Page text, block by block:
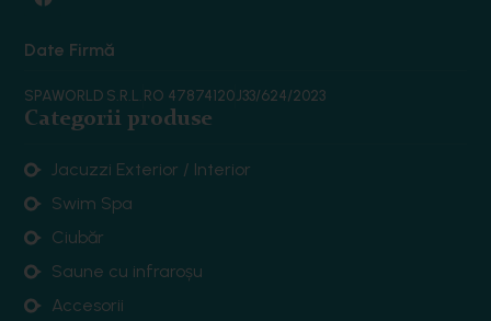
Date Firmă
SPAWORLD S.R.L.RO 47874120J33/624/2023
Categorii produse
Jacuzzi Exterior / Interior
Swim Spa
Ciubăr
Saune cu infraroșu
Accesorii